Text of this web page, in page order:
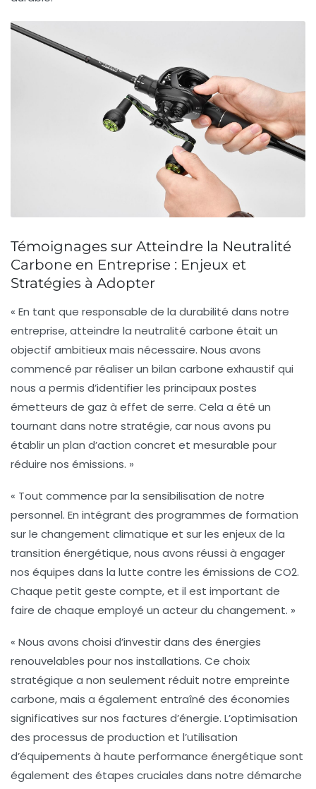
Témoignages sur Atteindre la Neutralité
Carbone en Entreprise : Enjeux et
Stratégies à Adopter
« En tant que responsable de la durabilité dans notre
entreprise, atteindre la neutralité carbone était un
objectif ambitieux mais nécessaire. Nous avons
commencé par réaliser un bilan carbone exhaustif qui
nous a permis d’identifier les principaux postes
émetteurs de gaz à effet de serre. Cela a été un
tournant dans notre stratégie, car nous avons pu
établir un plan d’action concret et mesurable pour
réduire nos émissions. »
« Tout commence par la sensibilisation de notre
personnel. En intégrant des programmes de formation
sur le changement climatique et sur les enjeux de la
transition énergétique, nous avons réussi à engager
nos équipes dans la lutte contre les émissions de CO2.
Chaque petit geste compte, et il est important de
faire de chaque employé un acteur du changement. »
« Nous avons choisi d’investir dans des énergies
renouvelables pour nos installations. Ce choix
stratégique a non seulement réduit notre empreinte
carbone, mais a également entraîné des économies
significatives sur nos factures d’énergie. L’optimisation
des processus de production et l’utilisation
d’équipements à haute performance énergétique sont
également des étapes cruciales dans notre démarche